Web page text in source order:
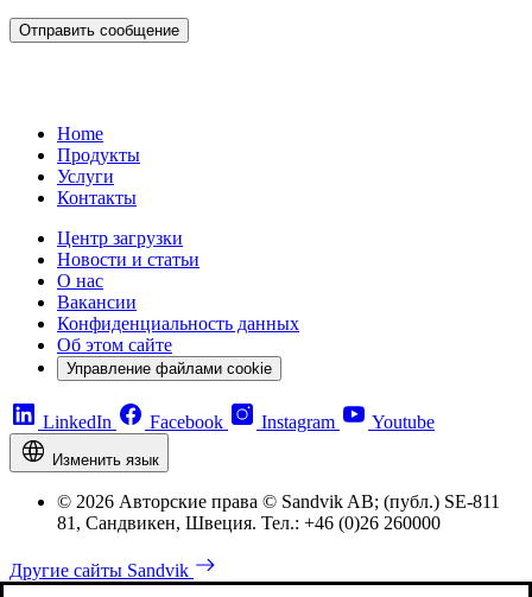
Отправить сообщение
Home
Продукты
Услуги
Контакты
Центр загрузки
Новости и статьи
О нас
Вакансии
Конфиденциальность данных
Об этом сайте
Управление файлами cookie
LinkedIn Facebook Instagram Youtube
Изменить язык
© 2026 Авторские права © Sandvik AB; (публ.) SE-811
81, Сандвикен, Швеция. Тел.: +46 (0)26 260000
Другие сайты Sandvik